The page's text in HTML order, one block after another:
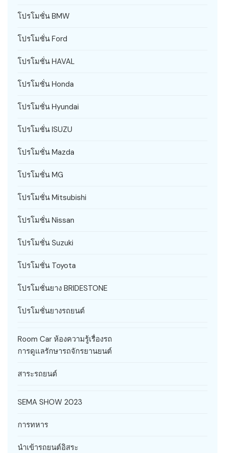
โปรโมชั่น BMW
โปรโมชั่น Ford
โปรโมชั่น HAVAL
โปรโมชั่น Honda
โปรโมชั่น Hyundai
โปรโมชั่น ISUZU
โปรโมชั่น Mazda
โปรโมชั่น MG
โปรโมชั่น Mitsubishi
โปรโมชั่น Nissan
โปรโมชั่น Suzuki
โปรโมชั่น Toyota
โปรโมชั่นยาง BRIDESTONE
โปรโมชั่นยางรถยนต์
Room Car ห้องความรู้เรื่องรถ
การดูแลรักษารถจักรยานยนต์
สาระรถยนต์
SEMA SHOW 2023
การทหาร
นำเข้ารถยนต์อิสระ